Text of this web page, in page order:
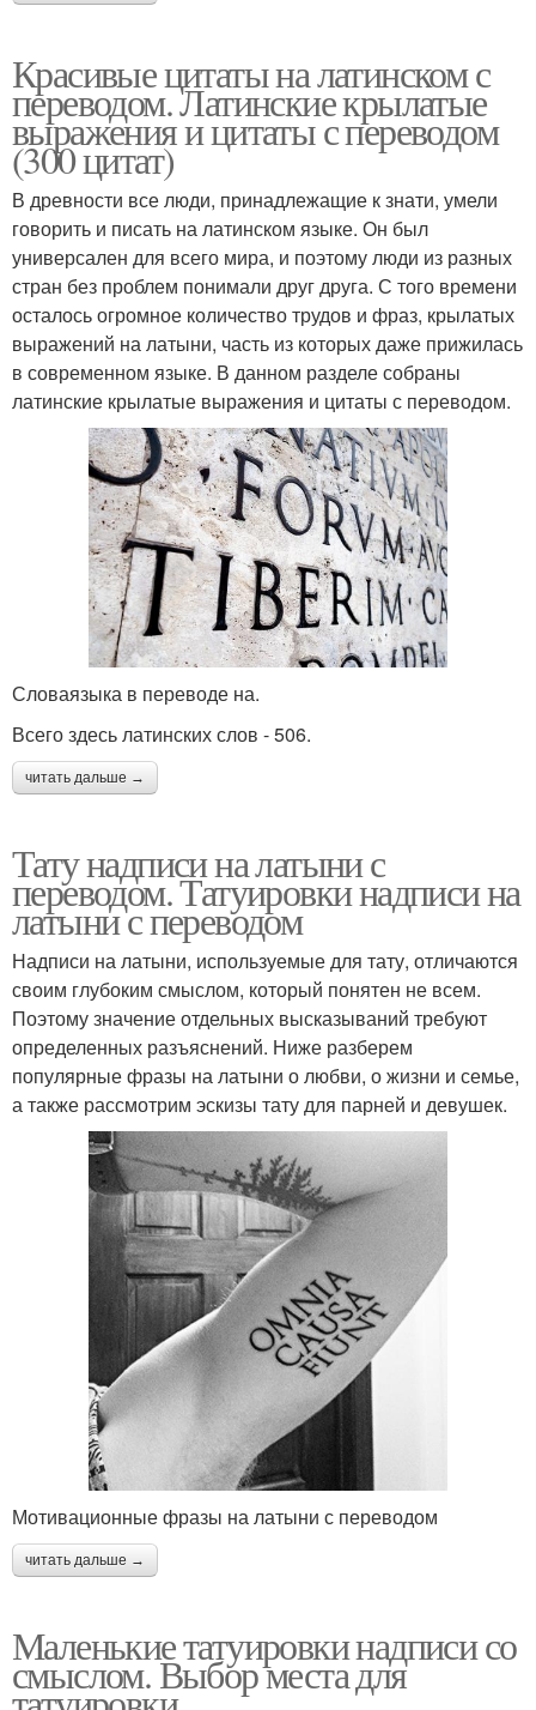
Красивые цитаты на латинском с
переводом. Латинские крылатые
выражения и цитаты с переводом
(300 цитат)
В древности все люди, принадлежащие к знати, умели
говорить и писать на латинском языке. Он был
универсален для всего мира, и поэтому люди из разных
стран без проблем понимали друг друга. С того времени
осталось огромное количество трудов и фраз, крылатых
выражений на латыни, часть из которых даже прижилась
в современном языке. В данном разделе собраны
латинские крылатые выражения и цитаты с переводом.
Словаязыка в переводе на.
Всего здесь латинских слов - 506.
читать дальше →
Тату надписи на латыни с
переводом. Татуировки надписи на
латыни с переводом
Надписи на латыни, используемые для тату, отличаются
своим глубоким смыслом, который понятен не всем.
Поэтому значение отдельных высказываний требуют
определенных разъяснений. Ниже разберем
популярные фразы на латыни о любви, о жизни и семье,
а также рассмотрим эскизы тату для парней и девушек.
Мотивационные фразы на латыни с переводом
читать дальше →
Маленькие татуировки надписи со
смыслом. Выбор места для